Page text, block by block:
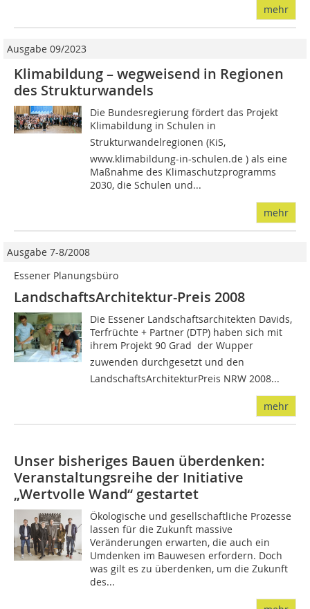
mehr
Ausgabe 09/2023
Klimabildung – wegweisend in Regionen
des Strukturwandels
Die Bundesregierung fördert das Projekt
Klimabildung in Schulen in
Strukturwandelregionen (KiS,
www.klimabildung-in-schulen.de ) als eine
Maßnahme des Klimaschutzprogramms
2030, die Schulen und...
mehr
Ausgabe 7-8/2008
Essener Planungsbüro
LandschaftsArchitektur-Preis 2008
Die Essener Landschaftsarchitekten Davids,
Terfrüchte + Part­ner (DTP) haben sich mit
ihrem Projekt 90 Grad  der Wupper
zuwenden durchgesetzt und den
LandschaftsArchitekturPreis NRW 2008...
mehr
Unser bisheriges Bauen überdenken:
Veranstaltungsreihe der Initiative
„Wertvolle Wand“ gestartet
­Ökologische und gesellschaftliche Prozesse
lassen für die Zukunft massive
Veränderungen erwarten, die auch ein
Umdenken im Bauwesen erfordern. Doch
was gilt es zu überdenken, um die Zukunft
des...